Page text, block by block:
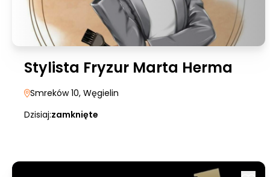
Stylista Fryzur Marta Herma
Smreków 10, Węgielin
Dzisiaj:zamknięte